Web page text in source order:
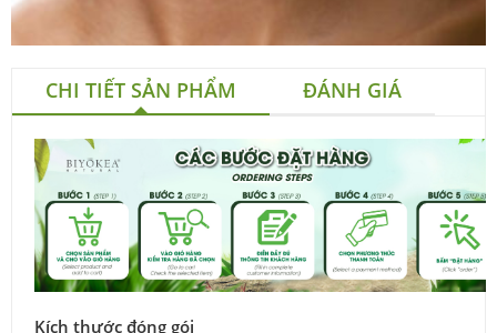
CHI TIẾT SẢN PHẨM ĐÁNH GIÁ
Kích thước đóng gói